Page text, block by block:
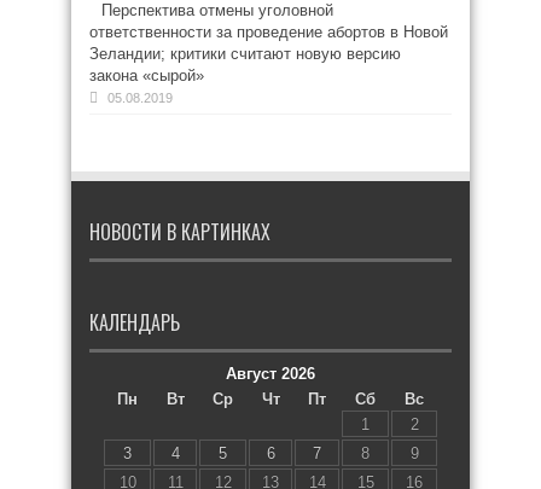
Перспектива отмены уголовной
ответственности за проведение абортов в Новой
Зеландии; критики считают новую версию
закона «сырой»
05.08.2019
НОВОСТИ В КАРТИНКАХ
КАЛЕНДАРЬ
Август 2026
Пн
Вт Ср Чт Пт Сб
Вс
1
2
3
4 5 6 7 8
9
10
11 12 13 14 15
16